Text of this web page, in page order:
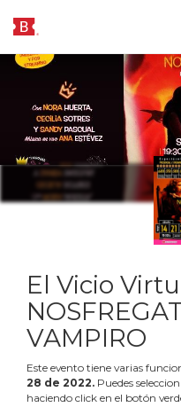
El Vicio
VAMPIRO
Este evento tiene varias
28 de 2022. Puedes
haciendo click en el botón